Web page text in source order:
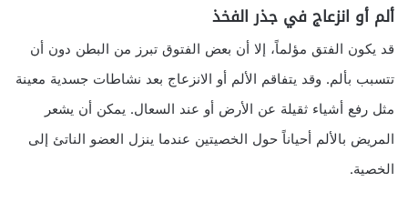
ألم أو انزعاج في جذر الفخذ
قد يكون الفتق مؤلماً، إلا أن بعض الفتوق تبرز من البطن دون أن
تتسبب بألم. وقد يتفاقم الألم أو الانزعاج بعد نشاطات جسدية معينة
مثل رفع أشياء ثقيلة عن الأرض أو عند السعال. يمكن أن يشعر
المريض بالألم أحياناً حول الخصيتين عندما ينزل العضو الناتئ إلى
الخصية.